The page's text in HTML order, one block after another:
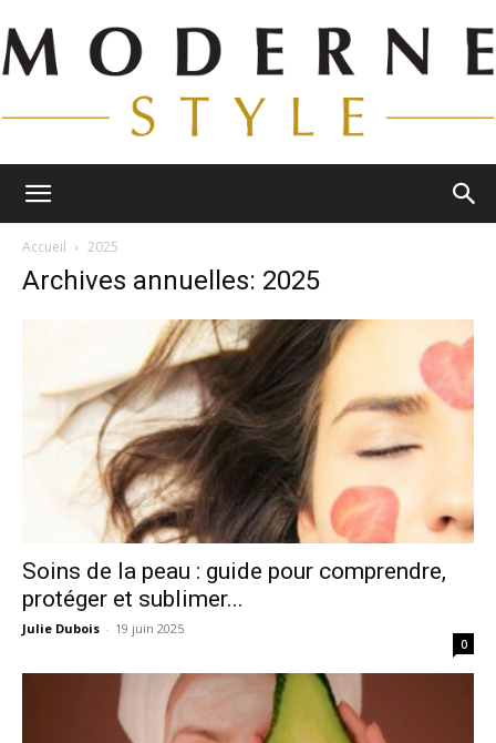
Accueil 2025
Archives annuelles: 2025
Soins de la peau : guide pour comprendre,
protéger et sublimer...
Julie Dubois - 19 juin 2025
0